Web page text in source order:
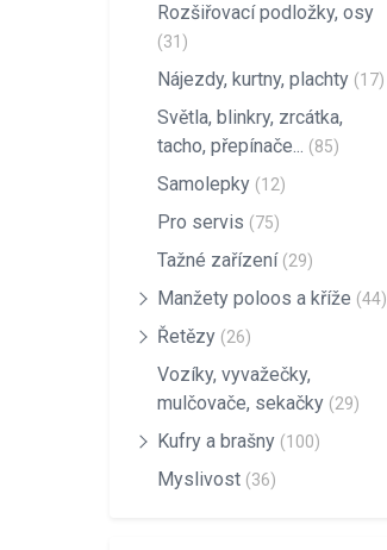
Rozšiřovací podložky, osy
(31)
Nájezdy, kurtny, plachty (17)
Světla, blinkry, zrcátka,
tacho, přepínače... (85)
Samolepky (12)
Pro servis (75)
Tažné zařízení (29)
Manžety poloos a kříže (44)
Řetězy (26)
Vozíky, vyvažečky,
mulčovače, sekačky (29)
Kufry a brašny (100)
Myslivost (36)